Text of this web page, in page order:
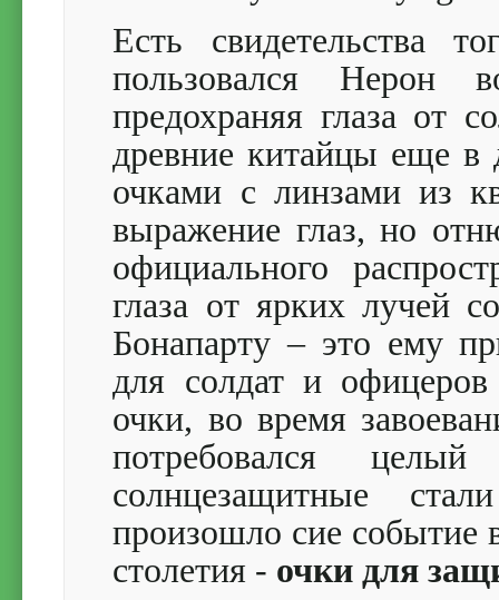
Есть свидетельства
пользовался Нерон
предохраняя глаза от
древние китайцы еще в
очками с линзами из
выражение глаз, но
официального
глаза от ярких лучей
Бонапарту – это ему
для солдат и
очки, во время
потребовался
солнцезащитные
произошло сие событие
столетия - очки для